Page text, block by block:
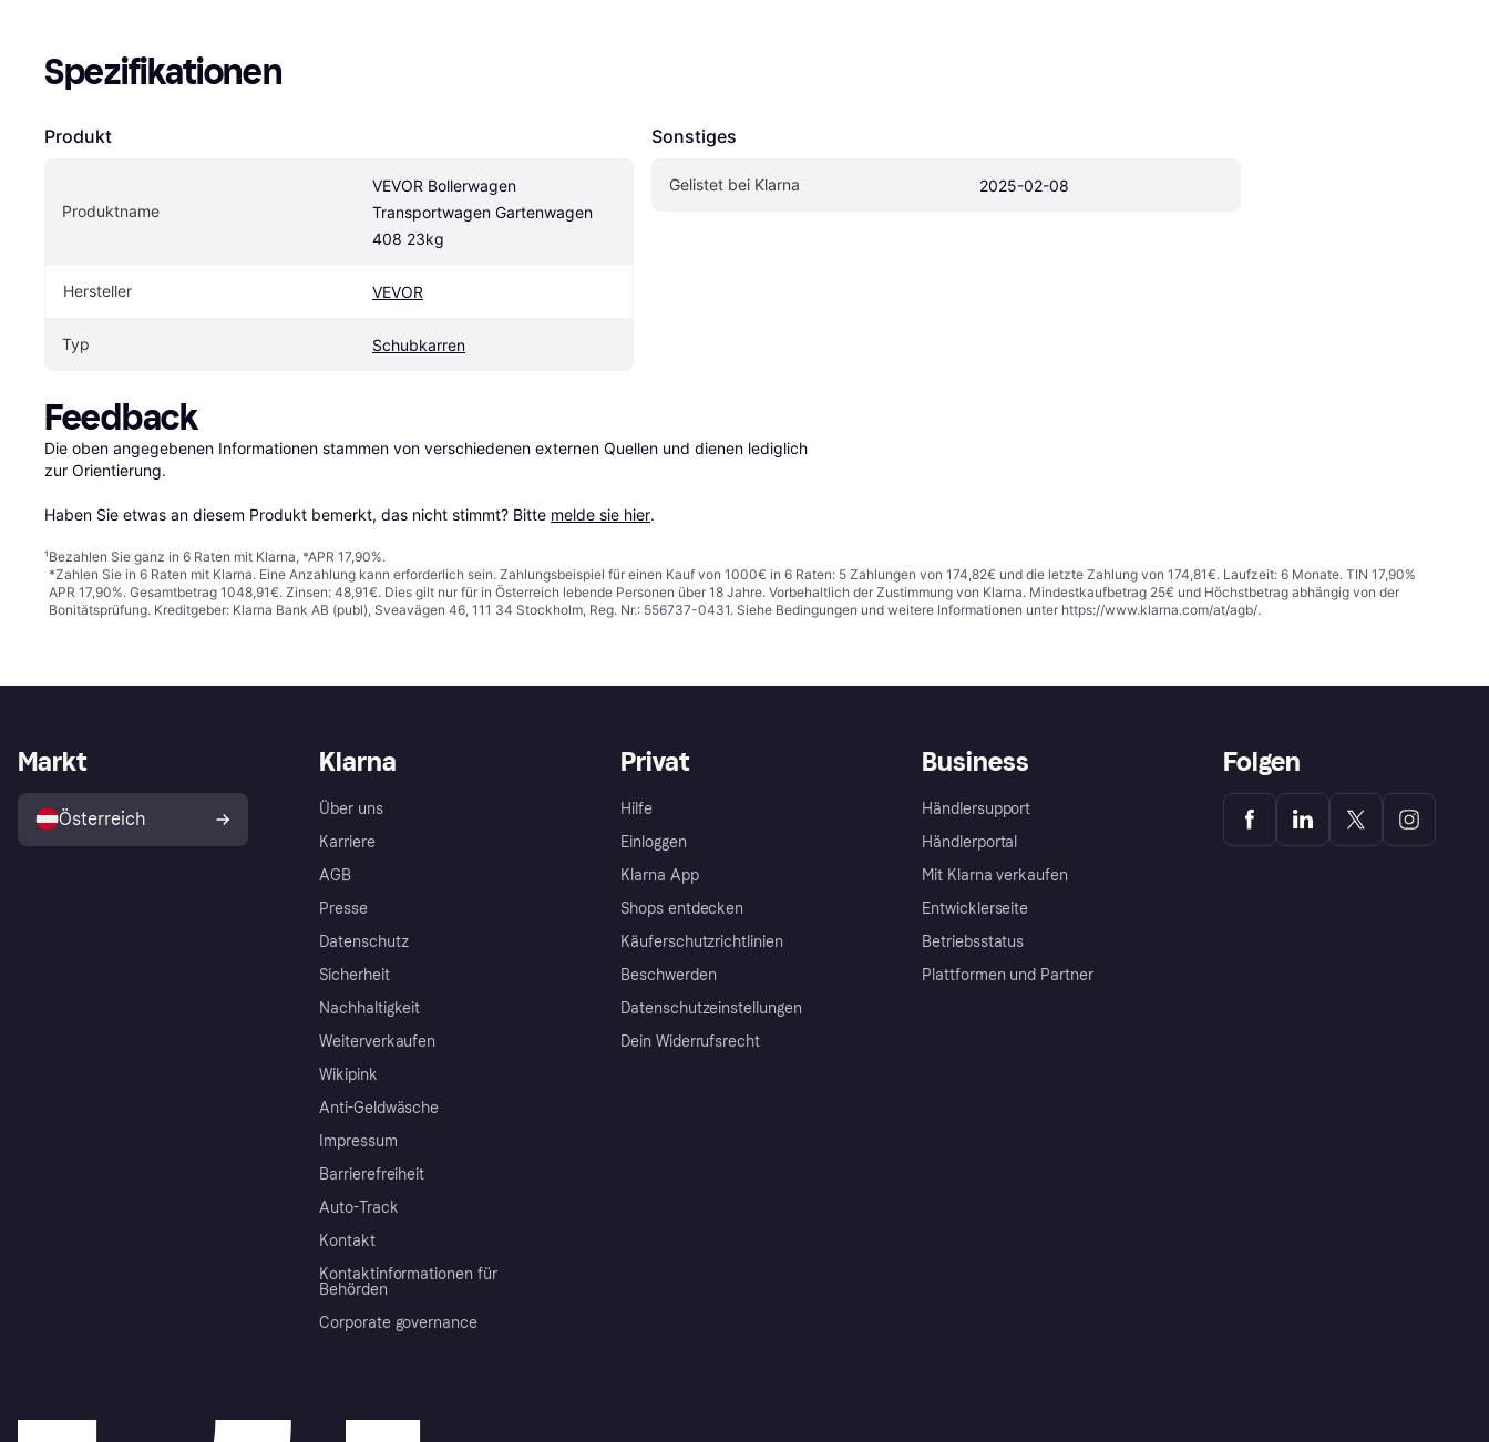
Spezifikationen
Produkt
Produktname
VEVOR Bollerwagen
Transportwagen Gartenwagen
408 23kg
Hersteller VEVOR
Typ Schubkarren
Sonstiges
Gelistet bei Klarna 2025-02-08
Feedback
Die oben angegebenen Informationen stammen von verschiedenen externen Quellen und dienen lediglich
zur Orientierung.
Haben Sie etwas an diesem Produkt bemerkt, das nicht stimmt? Bitte melde sie hier.
¹Bezahlen Sie ganz in 6 Raten mit Klarna, *APR 17,90%.
*Zahlen Sie in 6 Raten mit Klarna. Eine Anzahlung kann erforderlich sein. Zahlungsbeispiel für einen Kauf von 1000€ in 6 Raten: 5 Zahlungen von 174,82€ und die letzte Zahlung von 174,81€. Laufzeit: 6 Monate. TIN 17,90%
APR 17,90%. Gesamtbetrag 1048,91€. Zinsen: 48,91€. Dies gilt nur für in Österreich lebende Personen über 18 Jahre. Vorbehaltlich der Zustimmung von Klarna. Mindestkaufbetrag 25€ und Höchstbetrag abhängig von der
Bonitätsprüfung. Kreditgeber: Klarna Bank AB (publ), Sveavägen 46, 111 34 Stockholm, Reg. Nr.: 556737-0431. Siehe Bedingungen und weitere Informationen unter https://www.klarna.com/at/agb/.
Klarna
Über uns
Karriere
AGB
Presse
Datenschutz
Sicherheit
Nachhaltigkeit
Weiterverkaufen
Wikipink
Anti-Geldwäsche
Impressum
Barrierefreiheit
Auto-Track
Kontakt
Kontaktinformationen für
Behörden
Corporate governance
Privat
Hilfe
Einloggen
Klarna App
Shops entdecken
Käuferschutzrichtlinien
Beschwerden
Datenschutzeinstellungen
Dein Widerrufsrecht
Business
Händlersupport
Händlerportal
Mit Klarna verkaufen
Entwicklerseite
Betriebsstatus
Plattformen und Partner
Markt
Österreich
Folgen